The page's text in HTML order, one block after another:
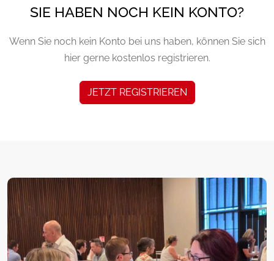
SIE HABEN NOCH KEIN KONTO?
Wenn Sie noch kein Konto bei uns haben, können Sie sich
hier gerne kostenlos registrieren.
JETZT REGISTRIEREN